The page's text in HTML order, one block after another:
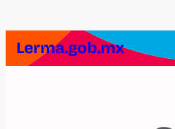
Lerma.gob.mx